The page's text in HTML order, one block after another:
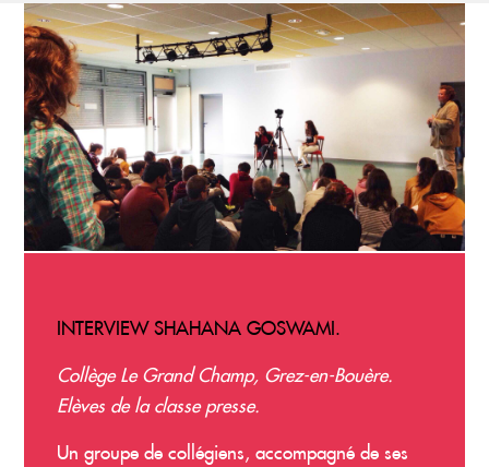
INTERVIEW SHAHANA GOSWAMI.
Collège Le Grand Champ, Grez-en-Bouère.
Elèves de la classe presse.
Un groupe de collégiens, accompagné de ses